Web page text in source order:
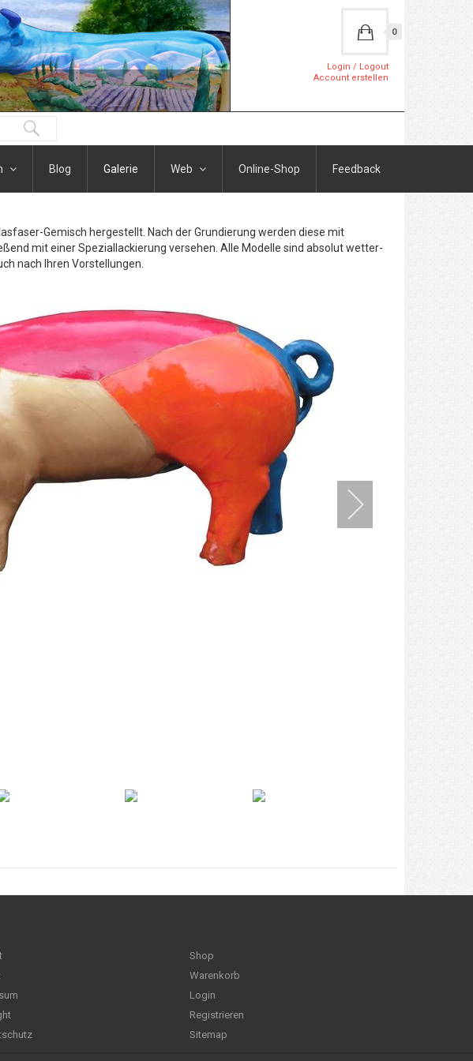
0
Login / Logout
Account erstellen
Blog Galerie Web Online-Shop Feedback
Gemisch hergestellt. Nach der Grundierung werden diese mit
mit einer Speziallackierung versehen. Alle Modelle sind absolut wetter-
nach Ihren Vorstellungen.
Shop
Warenkorb
Login
Registrieren
Sitemap